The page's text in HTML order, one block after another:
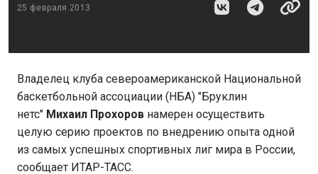
25 февраля 2013
Владелец клуба североамериканской Национальной
баскетбольной ассоциации (НБА) "Бруклин
нетс" Михаил Прохоров намерен осуществить
целую серию проектов по внедрению опыта одной
из самых успешных спортивных лиг мира в России,
сообщает ИТАР-ТАСС.